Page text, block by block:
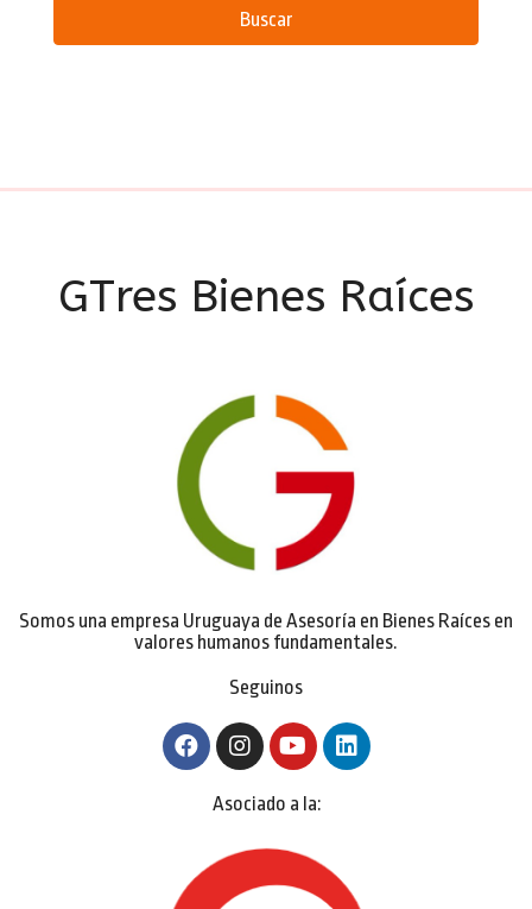
Buscar
GTres Bienes Raíces
Somos una empresa Uruguaya de Asesoría en Bienes Raíces en
valores humanos fundamentales.
Seguinos
Asociado a la: